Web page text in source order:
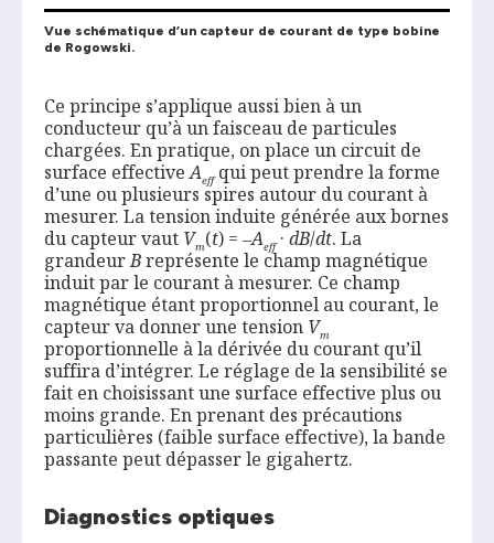
Vue schématique d’un capteur de courant de type bobine
de Rogowski.
Ce principe s’applique aussi bien à un
conducteur qu’à un faisceau de particules
chargées. En pratique, on place un circuit de
surface effectiveAeffqui peut prendre la forme
d’une ou plusieurs spires autour du courant à
mesurer. La tension induite générée aux bornes
du capteur vaut Vm(t) = ‒Aeff· dB/dt. La
grandeurBreprésente le champ magnétique
induit par le courant à mesurer. Ce champ
magnétique étant proportionnel au courant, le
capteur va donner une tension Vm
proportionnelle à la dérivée du courant qu’il
suffira d’intégrer. Le réglage de la sensibilité se
fait en choisissant une surface effective plus ou
moins grande. En prenant des précautions
particulières (faible surface effective), la bande
passante peut dépasser le gigahertz.
Diagnostics optiques